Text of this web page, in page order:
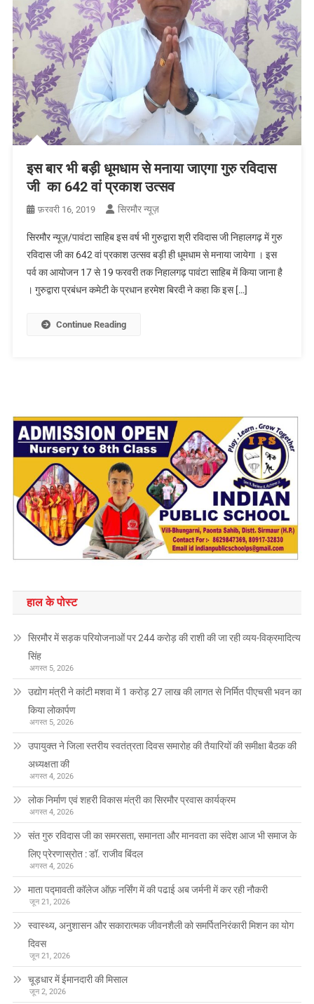
इस बार भी बड़ी धूमधाम से मनाया जाएगा गुरु रविदास
जी का 642 वां प्रकाश उत्सव
फ़रवरी 16, 2019 सिरमौर न्यूज़
सिरमौर न्यूज़/पावंटा साहिब इस वर्ष भी गुरुद्वारा श्री रविदास जी निहालगढ़ में गुरु
रविदास जी का 642 वां प्रकाश उत्सव बड़ी ही धूमधाम से मनाया जायेगा । इस
पर्व का आयोजन 17 से 19 फरवरी तक निहालगढ़ पावंटा साहिब में किया जाना है
। गुरुद्वारा प्रबंधन कमेटी के प्रधान हरमेश बिरदी ने कहा कि इस […]
Continue Reading
हाल के पोस्ट
सिरमौर में सड़क परियोजनाओं पर 244 करोड़ की राशी की जा रही व्यय-विक्रमादित्य
सिंह
अगस्त 5, 2026
उद्योग मंत्री ने कांटी मशवा में 1 करोड़ 27 लाख की लागत से निर्मित पीएचसी भवन का
किया लोकार्पण
अगस्त 5, 2026
उपायुक्त ने जिला स्तरीय स्वतंत्रता दिवस समारोह की तैयारियों की समीक्षा बैठक की
अध्यक्षता की
अगस्त 4, 2026
लोक निर्माण एवं शहरी विकास मंत्री का सिरमौर प्रवास कार्यक्रम
अगस्त 4, 2026
संत गुरु रविदास जी का समरसता, समानता और मानवता का संदेश आज भी समाज के
लिए प्रेरणास्रोत : डॉ. राजीव बिंदल
अगस्त 4, 2026
माता पद्मावती कॉलेज ऑफ़ नर्सिंग में की पढाई अब जर्मनी में कर रही नौकरी
जून 21, 2026
स्वास्थ्य, अनुशासन और सकारात्मक जीवनशैली को समर्पितनिरंकारी मिशन का योग
दिवस
जून 21, 2026
चूड़धार में ईमानदारी की मिसाल
जून 2, 2026